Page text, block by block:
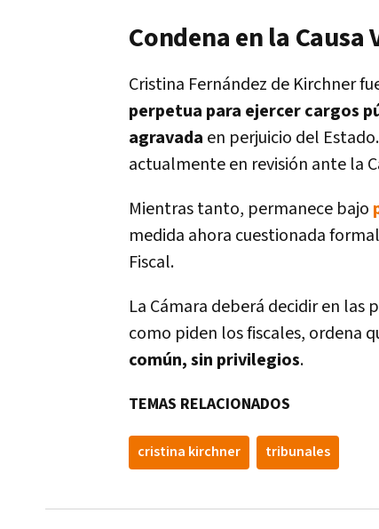
Condena en la Causa
Cristina Fernández de Kirchner
perpetua para ejercer cargos
agravada en perjuicio del
actualmente en revisión ante la
Mientras tanto, permanece bajo
medida ahora cuestionada
Fiscal.
La Cámara deberá decidir en las
como piden los fiscales, ordena
común, sin privilegios.
TEMAS RELACIONADOS
cristina kirchner tribunales